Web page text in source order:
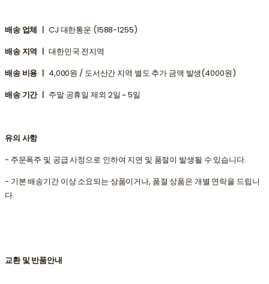
배송 업체 ㅣ CJ 대한통운 (1588-1255)
배송 지역 ㅣ 대한민국 전지역
배송 비용 ㅣ 4,000원 / 도서산간 지역 별도 추가 금액 발생(4000원)
배송 기간 ㅣ 주말·공휴일 제외 2일 ~ 5일
유의 사항
- 주문폭주 및 공급 사정으로 인하여 지연 및 품절이 발생될 수 있습니다.
- 기본 배송기간 이상 소요되는 상품이거나, 품절 상품은 개별 연락을 드립니
다.
교환 및 반품안내